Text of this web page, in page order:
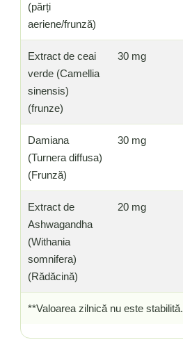
(părți
aeriene/frunză)
Extract de ceai
verde (Camellia
sinensis)
(frunze)
30 mg
Damiana
(Turnera diffusa)
(Frunză)
30 mg
Extract de
Ashwagandha
(Withania
somnifera)
(Rădăcină)
20 mg
**Valoarea zilnică nu este stabilită.